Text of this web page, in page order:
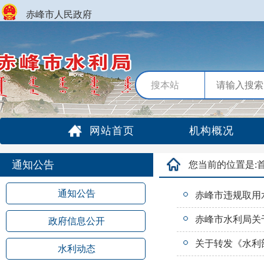
赤峰市人民政府
搜本站
网站首页 机构概况
通知公告
通知公告
政府信息公开
水利动态
您当前的位置是:
赤峰市违规取
赤峰市水利局关
关于转发《水